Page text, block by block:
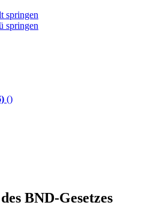
springen
springen
()
BND-Gesetzes